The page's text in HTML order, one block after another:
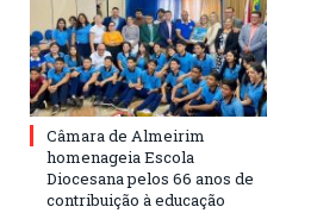
Câmara de Almeirim
homenageia Escola
Diocesana pelos 66 anos de
contribuição à educação